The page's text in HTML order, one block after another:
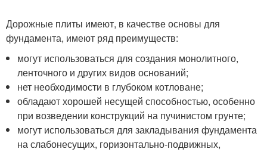
Дорожные плиты имеют, в качестве основы для
фундамента, имеют ряд преимуществ:
могут использоваться для создания монолитного,
ленточного и других видов оснований;
нет необходимости в глубоком котловане;
обладают хорошей несущей способностью, особенно
при возведении конструкций на пучинистом грунте;
могут использоваться для закладывания фундамента
на слабонесущих, горизонтально-подвижных,